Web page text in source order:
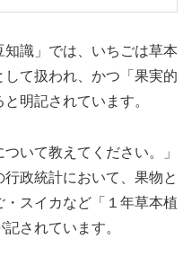
識」では、いちごは草本
て扱われ、かつ「果実的
明記されています。
いて教えてください。」
政統計において、果物と
スイカなど「１年草本植
されています。